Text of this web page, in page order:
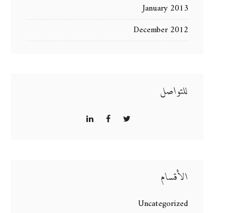
January 2013
December 2012
للتواصل
الأقسام
Uncategorized